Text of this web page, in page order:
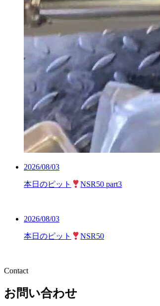
2026/08/03
本日のピット NSR50 part3
2026/08/03
本日のピット NSR50
Contact
お問い合わせ